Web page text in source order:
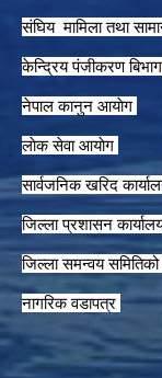
संघिय मामिला तथा
केन्द्रिय पंजीकरण बिभाग
नेपाल कानुन आयाेग
लाेक सेवा आयाेग
सार्वजनिक खरिद
जिल्ला प्रशासन
जिल्ला समन्वय समितिको
नागरिक वडापत्र